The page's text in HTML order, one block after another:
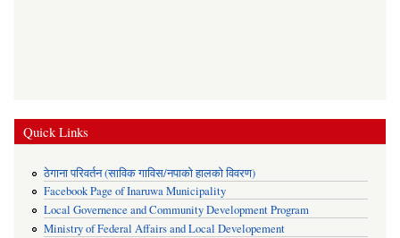
Quick Links
ठेगाना परिवर्तन (साविक गाविस/नपाको हालको विवरण)
Facebook Page of Inaruwa Municipality
Local Governence and Community Development Program
Ministry of Federal Affairs and Local Developement